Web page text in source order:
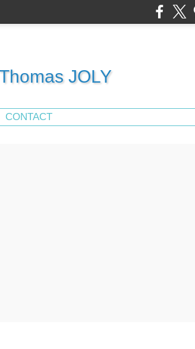
JOLY
CONTACT